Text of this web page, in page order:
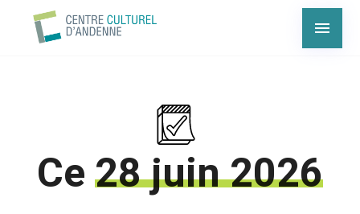
Ce28 juin 2026